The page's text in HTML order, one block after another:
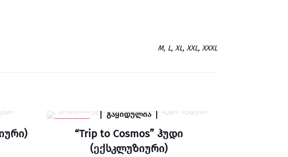
M, L, XL, XXL, XXXL
გაყიდულია
“Trip to Cosmos” ჰუდი
(ექსკლუზიური)